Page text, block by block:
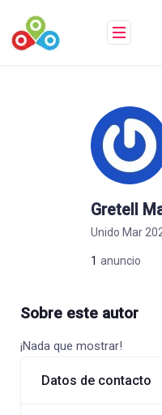
contenido
Gretell
Unido Mar
1 anuncio
Sobre este autor
¡Nada que mostrar!
Datos de contacto